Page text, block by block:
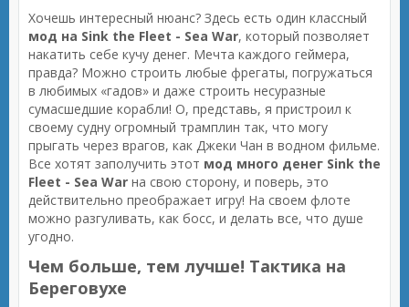
Хочешь интересный нюанс? Здесь есть один классный
мод на Sink the Fleet - Sea War, который позволяет
накатить себе кучу денег. Мечта каждого геймера,
правда? Можно строить любые фрегаты, погружаться
в любимых «гадов» и даже строить несуразные
сумасшедшие корабли! О, представь, я пристроил к
своему судну огромный трамплин так, что могу
прыгать через врагов, как Джеки Чан в водном фильме.
Все хотят заполучить этот мод много денег Sink the
Fleet - Sea War на свою сторону, и поверь, это
действительно преображает игру! На своем флоте
можно разгуливать, как босс, и делать все, что душе
угодно.
Чем больше, тем лучше! Тактика на
Береговухе